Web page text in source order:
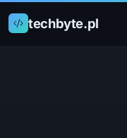
techbyte.pl